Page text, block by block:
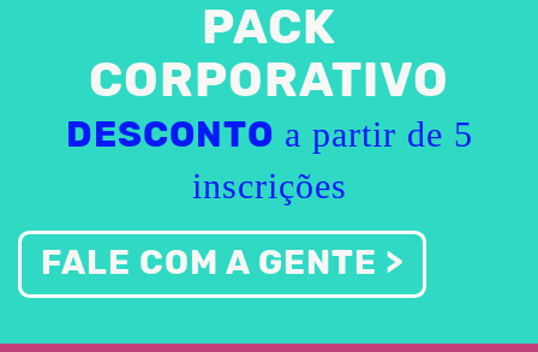
PACK
CORPORATIVO
DESCONTO a partir de 5
inscrições
FALE COM A GENTE >